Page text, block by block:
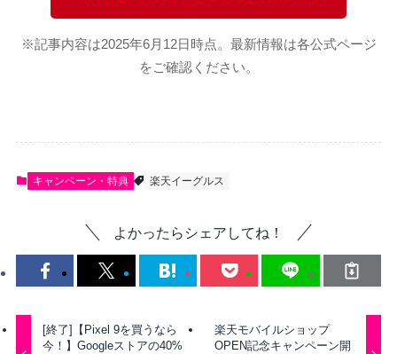
※記事内容は2025年6月12日時点。最新情報は各公式ページ
をご確認ください。
キャンペーン・特典 楽天イーグルス
よかったらシェアしてね！
[終了]【Pixel 9を買うなら
今！】Googleストアの40%
楽天モバイルショップ
OPEN記念キャンペーン開